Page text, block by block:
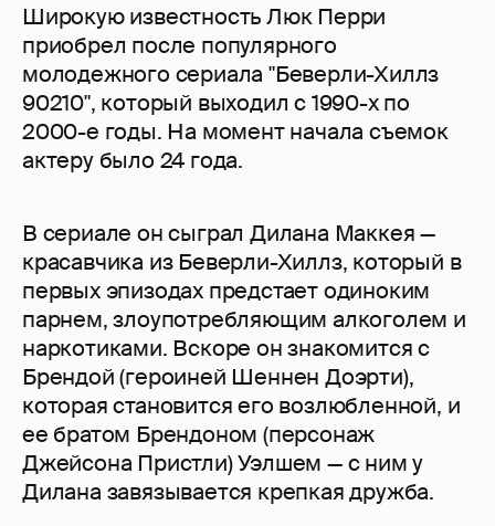
Широкую известность Люк Перри
приобрел после популярного
молодежного сериала "Беверли-Хиллз
90210", который выходил с 1990-х по
2000-е годы. На момент начала съемок
актеру было 24 года.
В сериале он сыграл Дилана Маккея —
красавчика из Беверли-Хиллз, который в
первых эпизодах предстает одиноким
парнем, злоупотребляющим алкоголем и
наркотиками. Вскоре он знакомится с
Брендой (героиней Шеннен Доэрти),
которая становится его возлюбленной, и
ее братом Брендоном (персонаж
Джейсона Пристли) Уэлшем — с ним у
Дилана завязывается крепкая дружба.